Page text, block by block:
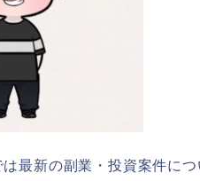
最新の副業・投資案件につ